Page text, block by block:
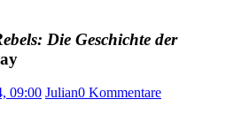
Die Geschichte der
09:00 Julian0 Kommentare